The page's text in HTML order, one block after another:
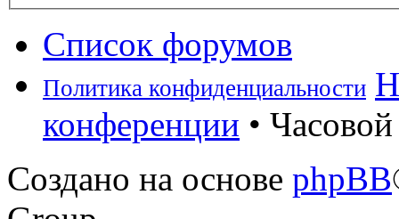
Список форумов
Политика конфиденциальности
конференции •
Создано на основе phpBB